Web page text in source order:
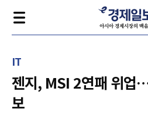
IT
젠지, MSI 2연패 위업
보